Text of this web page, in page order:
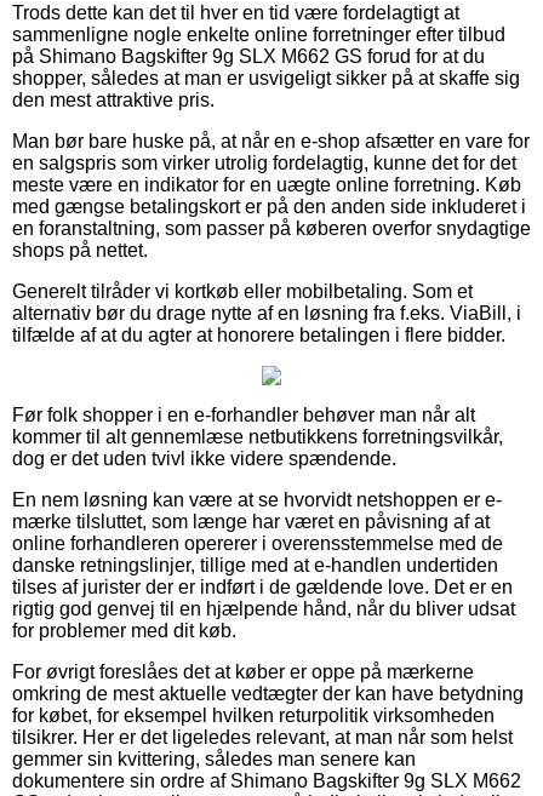
Trods dette kan det til hver en tid være fordelagtigt at
sammenligne nogle enkelte online forretninger efter tilbud
på Shimano Bagskifter 9g SLX M662 GS forud for at du
shopper, således at man er usvigeligt sikker på at skaffe sig
den mest attraktive pris.
Man bør bare huske på, at når en e-shop afsætter en vare for
en salgspris som virker utrolig fordelagtig, kunne det for det
meste være en indikator for en uægte online forretning. Køb
med gængse betalingskort er på den anden side inkluderet i
en foranstaltning, som passer på køberen overfor snydagtige
shops på nettet.
Generelt tilråder vi kortkøb eller mobilbetaling. Som et
alternativ bør du drage nytte af en løsning fra f.eks. ViaBill, i
tilfælde af at du agter at honorere betalingen i flere bidder.
Før folk shopper i en e-forhandler behøver man når alt
kommer til alt gennemlæse netbutikkens forretningsvilkår,
dog er det uden tvivl ikke videre spændende.
En nem løsning kan være at se hvorvidt netshoppen er e-
mærke tilsluttet, som længe har været en påvisning af at
online forhandleren opererer i overensstemmelse med de
danske retningslinjer, tillige med at e-handlen undertiden
tilses af jurister der er indført i de gældende love. Det er en
rigtig god genvej til en hjælpende hånd, når du bliver udsat
for problemer med dit køb.
For øvrigt foreslåes det at køber er oppe på mærkerne
omkring de mest aktuelle vedtægter der kan have betydning
for købet, for eksempel hvilken returpolitik virksomheden
tilsikrer. Her er det ligeledes relevant, at man når som helst
gemmer sin kvittering, således man senere kan
dokumentere sin ordre af Shimano Bagskifter 9g SLX M662